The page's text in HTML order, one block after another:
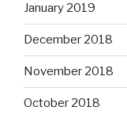
January 2019
December 2018
November 2018
October 2018